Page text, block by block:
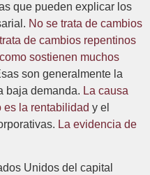
que pueden explicar los
No se trata de cambios
de cambios repentinos
sostienen muchos
son generalmente la
baja demanda. La causa
la rentabilidad y el
La evidencia de
Unidos del capital